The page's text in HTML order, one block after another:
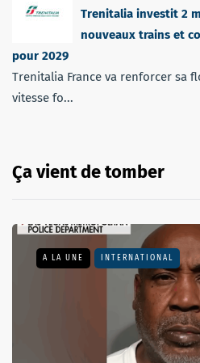
Trenitalia investit 2
nouveaux trains et
pour 2029
Trenitalia France va renforcer sa
vitesse fo...
Ça vient de tomber
A LA UNE INTERNATIONAL